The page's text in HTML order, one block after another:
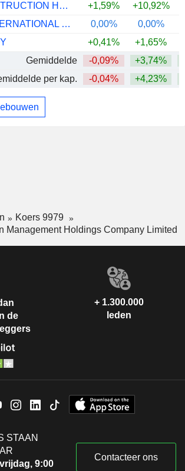
JFB CONSTRUCTION HOLDINGS
+1,59% +10,92%
BGMC INTERNATIONAL LIMITED
0,00% 0,00%
+0,41% +1,65%
Gemiddelde
-0,09% +3,74%
per kap.
-0,04% +4,23%
Koers 9979
Management Holdings Company Limited
de
+ 1.300.000
leden
STAAN
9:00
Contacteer ons